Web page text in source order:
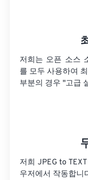
저희는 오픈 소스
를 모두 사용하여
부분의 경우 "고급
저희 JPEG to
우저에서 작동합니